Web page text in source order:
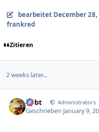
bearbeitet December
frankred
Zitieren
2 weeks later...
rtrbt Administrators
Geschrieben January 9,